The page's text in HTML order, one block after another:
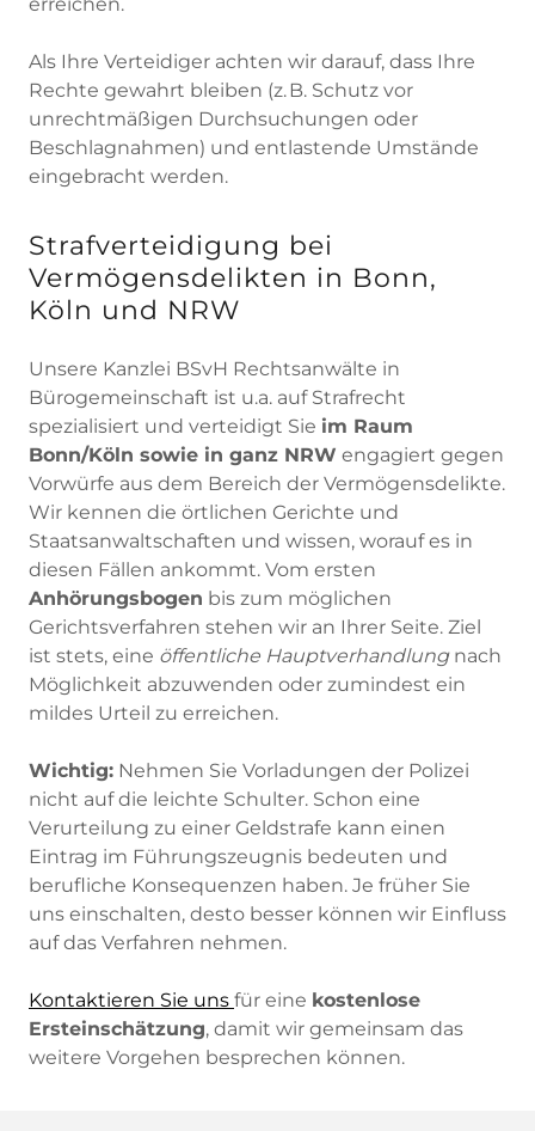
Als Ihre Verteidiger achten wir darauf, dass Ihre
Rechte gewahrt bleiben (z. B. Schutz vor
unrechtmäßigen Durchsuchungen oder
Beschlagnahmen) und entlastende Umstände
eingebracht werden.
Strafverteidigung bei
Vermögensdelikten in Bonn,
Köln und NRW
Unsere Kanzlei BSvH Rechtsanwälte in
Bürogemeinschaft ist u.a. auf Strafrecht
spezialisiert und verteidigt Sie im Raum
Bonn/Köln sowie in ganz NRW engagiert gegen
Vorwürfe aus dem Bereich der Vermögensdelikte.
Wir kennen die örtlichen Gerichte und
Staatsanwaltschaften und wissen, worauf es in
diesen Fällen ankommt. Vom ersten
Anhörungsbogen bis zum möglichen
Gerichtsverfahren stehen wir an Ihrer Seite. Ziel
ist stets, eine öffentliche Hauptverhandlungnach
Möglichkeit abzuwenden oder zumindest ein
mildes Urteil zu erreichen.
Wichtig: Nehmen Sie Vorladungen der Polizei
nicht auf die leichte Schulter. Schon eine
Verurteilung zu einer Geldstrafe kann einen
Eintrag im Führungszeugnis bedeuten und
berufliche Konsequenzen haben. Je früher Sie
uns einschalten, desto besser können wir Einfluss
auf das Verfahren nehmen.
Kontaktieren Sie uns für eine kostenlose
Ersteinschätzung, damit wir gemeinsam das
weitere Vorgehen besprechen können.